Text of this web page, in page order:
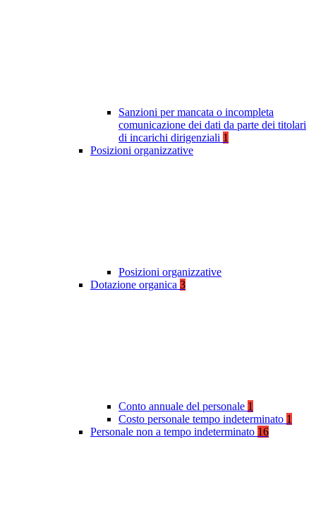
Sanzioni per mancata o incompleta
comunicazione dei dati da parte dei titolari
di incarichi dirigenziali 1
Posizioni organizzative
Posizioni organizzative
Dotazione organica 3
Conto annuale del personale 1
Costo personale tempo indeterminato 1
Personale non a tempo indeterminato 16